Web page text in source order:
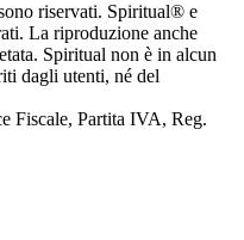
riservati. Spiritual® e
La riproduzione anche
Spiritual non è in alcun
dagli utenti, né del
Fiscale, Partita IVA, Reg.